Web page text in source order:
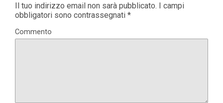
Il tuo indirizzo email non sarà pubblicato. I campi
obbligatori sono contrassegnati *
Commento